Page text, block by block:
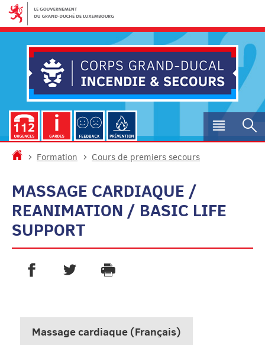
Aller
la
navigation
Aller
contenu
Menu
Accueil
Formation Cours de premiers secours
MASSAGE CARDIAQUE /
REANIMATION / BASIC LIFE
SUPPORT
PARTAGER SUR FACEBOOK
PARTAGER SUR TWITTER
IMPRIMER
Massage cardiaque (Français)